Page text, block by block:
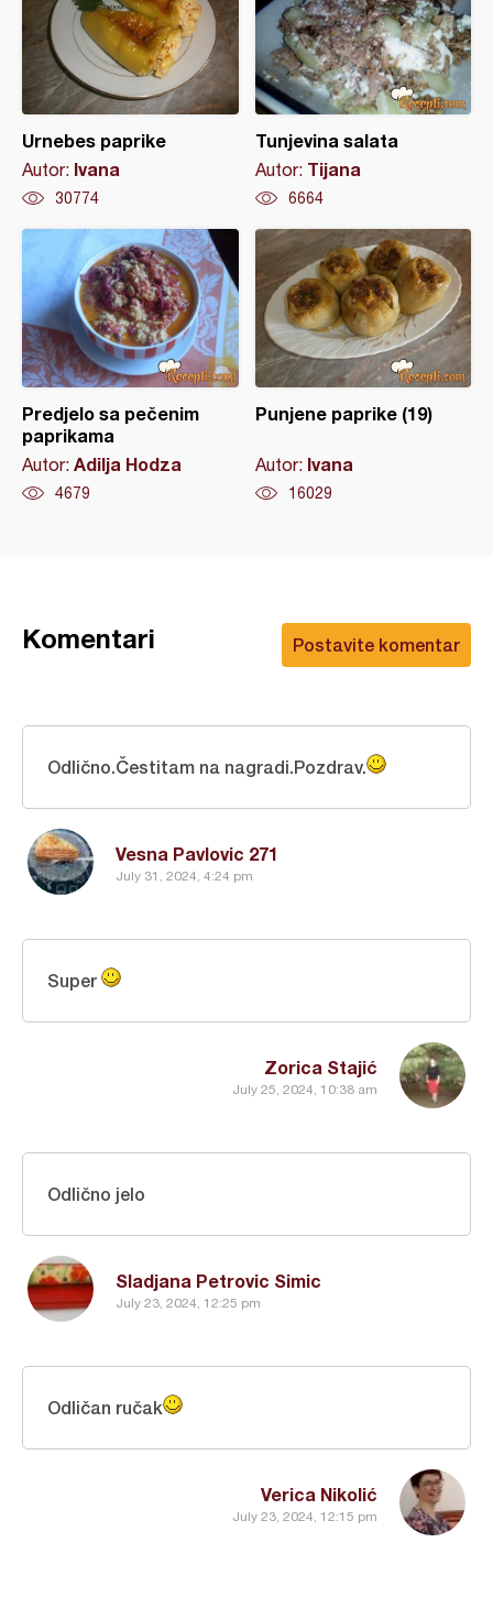
Urnebes paprike
Autor: Ivana
30774
Tunjevina salata
Autor: Tijana
6664
Predjelo sa pečenim
paprikama
Autor: Adilja Hodza
4679
Punjene paprike (19)
Autor: Ivana
16029
Postavite komentar
Komentari
Vesna Pavlovic 271
July 31, 2024, 4:24 pm
Odlično.Čestitam na nagradi.Pozdrav.
Zorica Stajić
July 25, 2024, 10:38 am
Super
Sladjana Petrovic Simic
July 23, 2024, 12:25 pm
Odlično jelo
Verica Nikolić
July 23, 2024, 12:15 pm
Odličan ručak